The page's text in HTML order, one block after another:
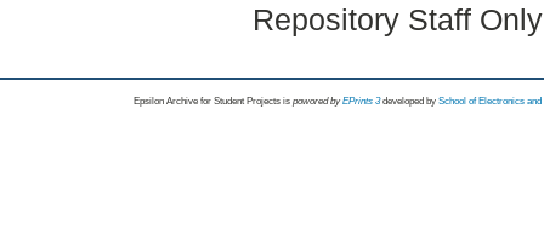
Repository Staff
Epsilon Archive for Student Projects is powored byEPrints 3 developed by School of Electronics